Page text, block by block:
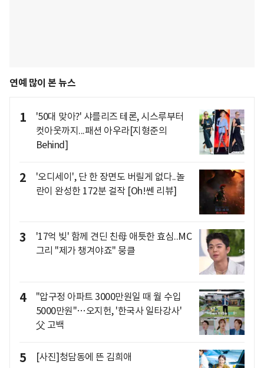
연예 많이 본 뉴스
1
'50대 맞아?' 샤를리즈 테론, 시스루부터
컷아웃까지...패션 아우라[지형준의
Behind]
2
'오디세이', 단 한 장면도 버릴게 없다..놀
란이 완성한 172분 걸작 [Oh!쎈 리뷰]
3
'17억 빚' 함께 견딘 친母 애틋한 효심..MC
그리 "제가 챙겨야죠" 뭉클
4
"압구정 아파트 3000만원일 때 월 수입
5000만원"…오지헌, '한국사 일타강사'
父 고백
5 [사진]청담동에 뜬 김희애